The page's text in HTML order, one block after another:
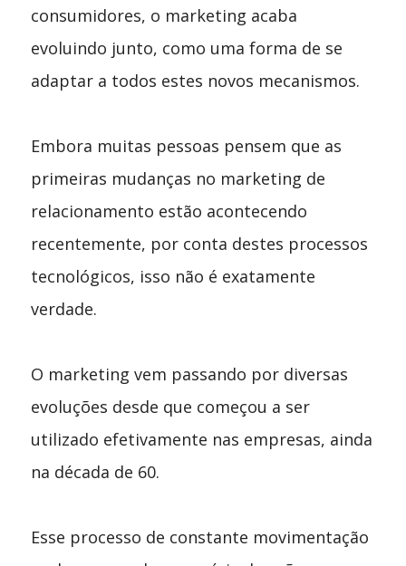
consumidores, o marketing acaba
evoluindo junto, como uma forma de se
adaptar a todos estes novos mecanismos.
Embora muitas pessoas pensem que as
primeiras mudanças no marketing de
relacionamento estão acontecendo
recentemente, por conta destes processos
tecnológicos, isso não é exatamente
verdade.
O marketing vem passando por diversas
evoluções desde que começou a ser
utilizado efetivamente nas empresas, ainda
na década de 60.
Esse processo de constante movimentação